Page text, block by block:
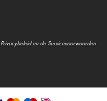
Privacybeleiden de Servicevoorwaarden